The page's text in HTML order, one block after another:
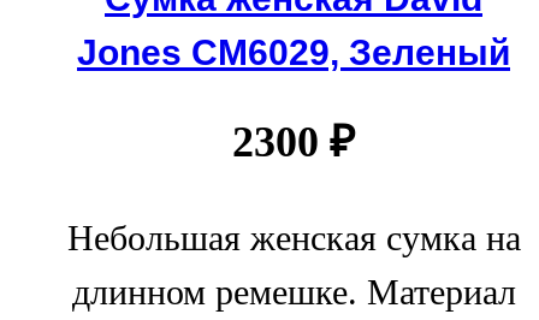
Jones CM6029, Зеленый
2300 ₽
Небольшая женская сумка на
длинном ремешке. Материал